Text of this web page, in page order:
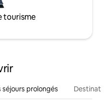
tourisme
prolongés